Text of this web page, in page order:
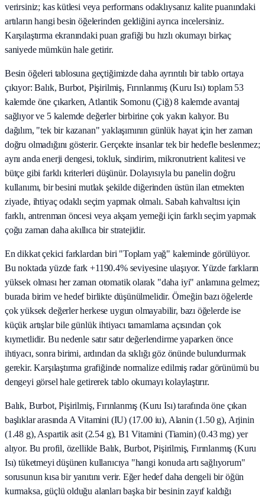
verirsiniz; kas kütlesi veya performans odaklıysanız kalite puanındaki
artıların hangi besin öğelerinden geldiğini ayrıca incelersiniz.
Karşılaştırma ekranındaki puan grafiği bu hızlı okumayı birkaç
saniyede mümkün hale getirir.
Besin öğeleri tablosuna geçtiğimizde daha ayrıntılı bir tablo ortaya
çıkıyor: Balık, Burbot, Pişirilmiş, Fırınlanmış (Kuru Isı) toplam 53
kalemde öne çıkarken, Atlantik Somonu (Çiğ) 8 kalemde avantaj
sağlıyor ve 5 kalemde değerler birbirine çok yakın kalıyor. Bu
dağılım, "tek bir kazanan" yaklaşımının günlük hayat için her zaman
doğru olmadığını gösterir. Gerçekte insanlar tek bir hedefle beslenmez;
aynı anda enerji dengesi, tokluk, sindirim, mikronutrient kalitesi ve
bütçe gibi farklı kriterleri düşünür. Dolayısıyla bu panelin doğru
kullanımı, bir besini mutlak şekilde diğerinden üstün ilan etmekten
ziyade, ihtiyaç odaklı seçim yapmak olmalı. Sabah kahvaltısı için
farklı, antrenman öncesi veya akşam yemeği için farklı seçim yapmak
çoğu zaman daha akıllıca bir stratejidir.
En dikkat çekici farklardan biri "Toplam yağ" kaleminde görülüyor.
Bu noktada yüzde fark +1190.4% seviyesine ulaşıyor. Yüzde farkların
yüksek olması her zaman otomatik olarak "daha iyi" anlamına gelmez;
burada birim ve hedef birlikte düşünülmelidir. Örneğin bazı öğelerde
çok yüksek değerler herkese uygun olmayabilir, bazı öğelerde ise
küçük artışlar bile günlük ihtiyacı tamamlama açısından çok
kıymetlidir. Bu nedenle satır satır değerlendirme yaparken önce
ihtiyacı, sonra birimi, ardından da sıklığı göz önünde bulundurmak
gerekir. Karşılaştırma grafiğinde normalize edilmiş radar görünümü bu
dengeyi görsel hale getirerek tablo okumayı kolaylaştırır.
Balık, Burbot, Pişirilmiş, Fırınlanmış (Kuru Isı) tarafında öne çıkan
başlıklar arasında A Vitamini (IU) (17.00 iu), Alanin (1.50 g), Arjinin
(1.48 g), Aspartik asit (2.54 g), B1 Vitamini (Tiamin) (0.43 mg) yer
alıyor. Bu profil, özellikle Balık, Burbot, Pişirilmiş, Fırınlanmış (Kuru
Isı) tüketmeyi düşünen kullanıcıya "hangi konuda artı sağlıyorum"
sorusunun kısa bir yanıtını verir. Eğer hedef daha dengeli bir öğün
kurmaksa, güçlü olduğu alanları başka bir besinin zayıf kaldığı